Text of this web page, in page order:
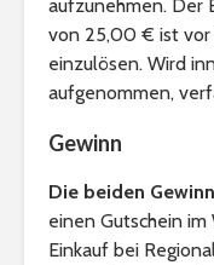
aufzunehmen. Der
von 25,00 € ist vor
einzulösen. Wird
aufgenommen,
Gewinn
Die beiden
einen Gutschein
Einkauf bei